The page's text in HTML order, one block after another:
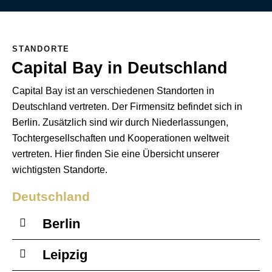
STANDORTE
Capital Bay in Deutschland
Capital Bay ist an verschiedenen Standorten in
Deutschland vertreten. Der Firmensitz befindet sich in
Berlin. Zusätzlich sind wir durch Niederlassungen,
Tochtergesellschaften und Kooperationen weltweit
vertreten. Hier finden Sie eine Übersicht unserer
wichtigsten Standorte.
Deutschland
Berlin
Leipzig